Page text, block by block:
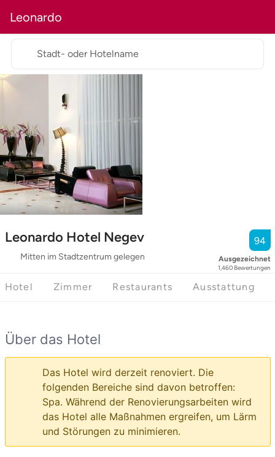
Leonardo
Leonardo Hotel Negev
Mitten im Stadtzentrum gelegen
94
Ausgezeichnet
1,460 Bewertungen
Stadt- oder Hotelname
Hotel Zimmer Restaurants Ausstattung
Über das Hotel
Das Hotel wird derzeit renoviert. Die
folgenden Bereiche sind davon betroffen:
Spa. Während der Renovierungsarbeiten wird
das Hotel alle Maßnahmen ergreifen, um Lärm
und Störungen zu minimieren.